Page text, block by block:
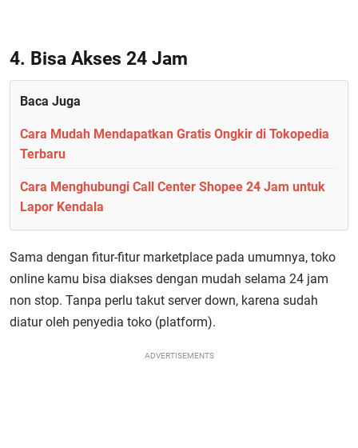
4. Bisa Akses 24 Jam
Baca Juga
Cara Mudah Mendapatkan Gratis Ongkir di Tokopedia
Terbaru
Cara Menghubungi Call Center Shopee 24 Jam untuk
Lapor Kendala
Sama dengan fitur-fitur marketplace pada umumnya, toko
online kamu bisa diakses dengan mudah selama 24 jam
non stop. Tanpa perlu takut server down, karena sudah
diatur oleh penyedia toko (platform).
ADVERTISEMENTS